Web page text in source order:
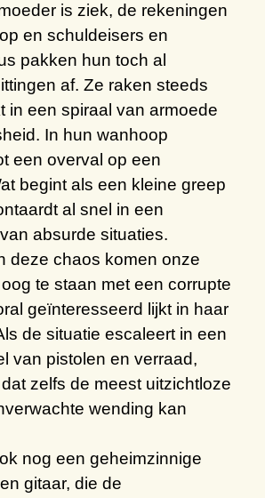
is ziek, de rekeningen
en schuldeisers en
pakken hun toch al
af. Ze raken steeds
in een spiraal van armoede
. In hun wanhoop
een overval op een
at begint als een kleine greep
al snel in een
absurde situaties.
deze chaos komen onze
te staan met een corrupte
geïnteresseerd lijkt in haar
de situatie escaleert in een
van pistolen en verraad,
zelfs de meest uitzichtloze
wending kan
nog een geheimzinnige
gitaar, die de